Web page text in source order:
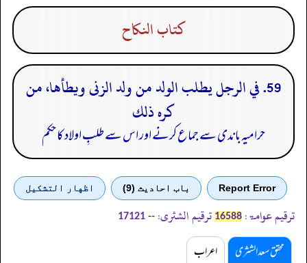
كتاب النكاح
59. في الرجل يطلب الولد من ولد الزنى ويطأها، من
كره ذلك
حرامیہ باندی سے جماع کرنے اور اس سے طلبِ اولاد کا حکم
Report Error باب احادیث (9) اظهار التشكيل
ترقیم عوامۃ: 16588 ترقیم الشثری: --
17121
محقق سعد الشثری اعراب